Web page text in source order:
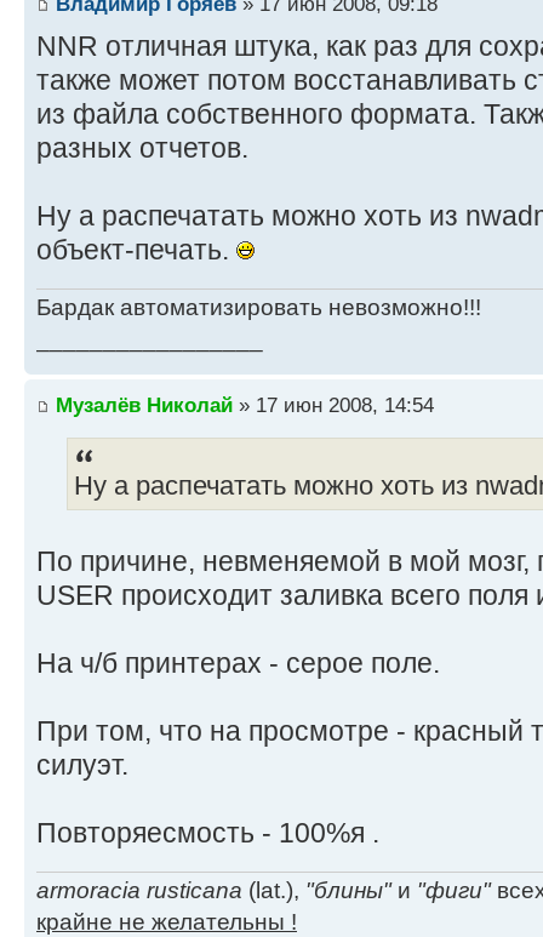
NNR отличная штука, как раз для
также может потом восстанавливать
из файла собственного формата.
разных отчетов.
Ну а распечатать можно хоть из
объект-печать.
Бардак автоматизировать невозможно!!!
Музалёв Николай » 17 июн 2008, 14:54
Ну а распечатать можно хоть из
По причине, невменяемой в мой мозг,
USER происходит заливка всего
На ч/б принтерах - серое поле.
При том, что на просмотре - красный
силуэт.
Повторяесмость - 100%я .
armoracia rusticana (lat.), "блины"и "фиги"
крайне не желательны !